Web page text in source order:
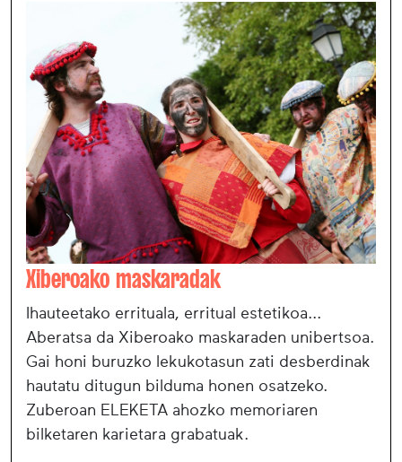
Xiberoako maskaradak
Ihauteetako errituala, erritual estetikoa...
Aberatsa da Xiberoako maskaraden unibertsoa.
Gai honi buruzko lekukotasun zati desberdinak
hautatu ditugun bilduma honen osatzeko.
Zuberoan ELEKETA ahozko memoriaren
bilketaren karietara grabatuak.